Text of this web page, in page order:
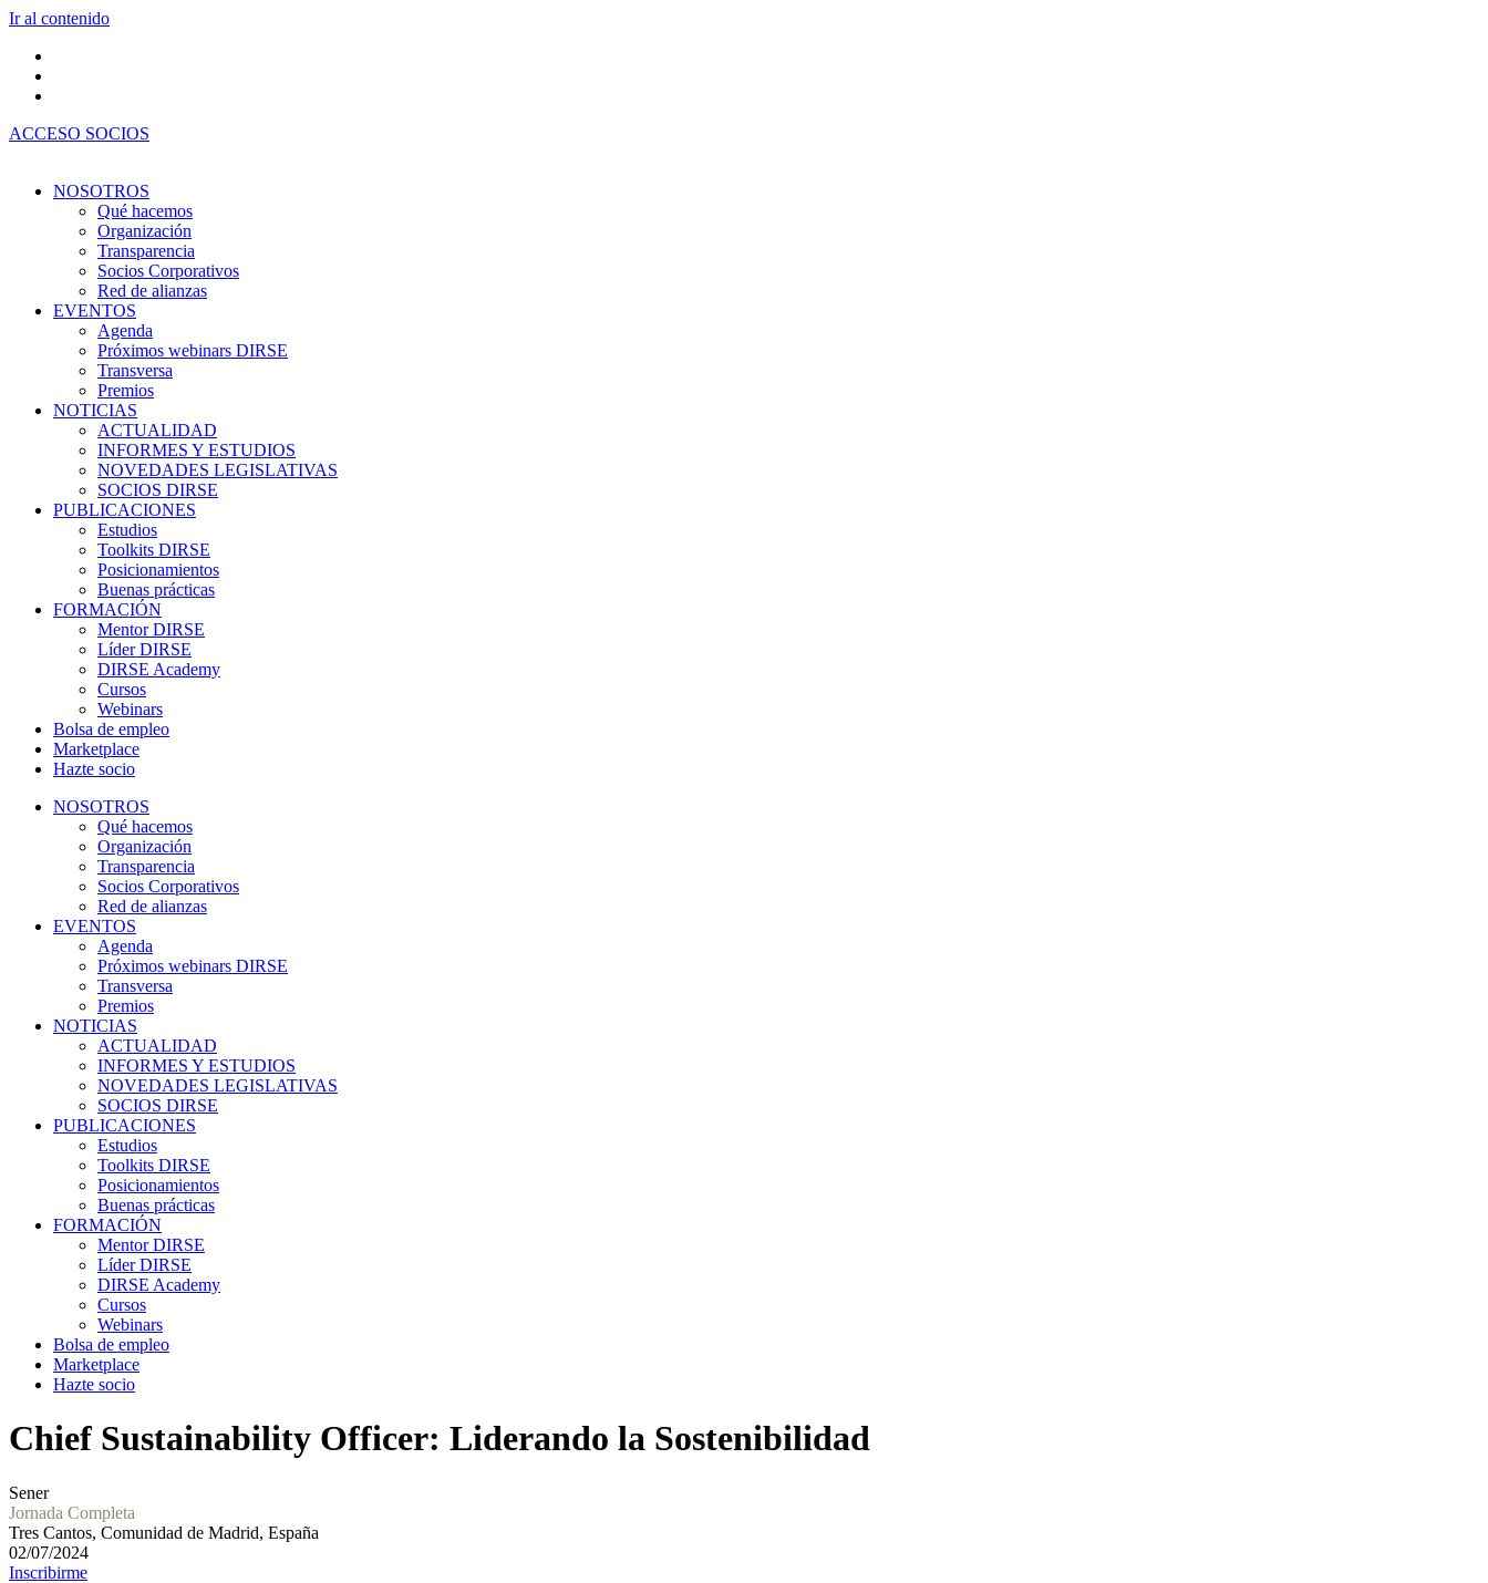
Ir al contenido
ACCESO SOCIOS
NOSOTROS
Qué hacemos
Organización
Transparencia
Socios Corporativos
Red de alianzas
EVENTOS
Agenda
Próximos webinars DIRSE
Transversa
Premios
NOTICIAS
ACTUALIDAD
INFORMES Y ESTUDIOS
NOVEDADES LEGISLATIVAS
SOCIOS DIRSE
PUBLICACIONES
Estudios
Toolkits DIRSE
Posicionamientos
Buenas prácticas
FORMACIÓN
Mentor DIRSE
Líder DIRSE
DIRSE Academy
Cursos
Webinars
Bolsa de empleo
Marketplace
Hazte socio
NOSOTROS
Qué hacemos
Organización
Transparencia
Socios Corporativos
Red de alianzas
EVENTOS
Agenda
Próximos webinars DIRSE
Transversa
Premios
NOTICIAS
ACTUALIDAD
INFORMES Y ESTUDIOS
NOVEDADES LEGISLATIVAS
SOCIOS DIRSE
PUBLICACIONES
Estudios
Toolkits DIRSE
Posicionamientos
Buenas prácticas
FORMACIÓN
Mentor DIRSE
Líder DIRSE
DIRSE Academy
Cursos
Webinars
Bolsa de empleo
Marketplace
Hazte socio
Chief Sustainability Officer: Liderando la Sostenibilidad
Sener
Jornada Completa
Tres Cantos, Comunidad de Madrid, España
02/07/2024
Inscribirme